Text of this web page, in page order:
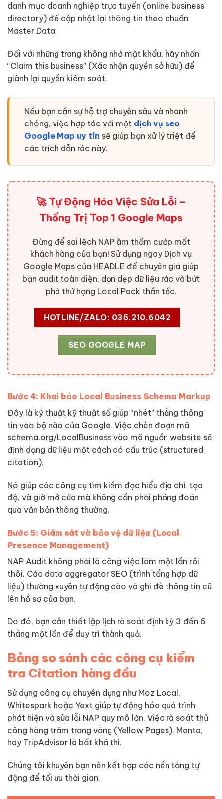
danh mục doanh nghiệp trực tuyến (online business
directory) để cập nhật lại thông tin theo chuẩn
Master Data.
Đối với những trang không nhớ mật khẩu, hãy nhấn
“Claim this business” (Xác nhận quyền sở hữu) để
giành lại quyền kiểm soát.
Nếu bạn cần sự hỗ trợ chuyên sâu và nhanh
chóng, việc hợp tác với một dịch vụ seo
Google Map uy tín sẽ giúp bạn xử lý triệt để
các trích dẫn rác này.
🚀 Tự Động Hóa Việc Sửa Lỗi –
Thống Trị Top 1 Google Maps
Đừng để sai lệch NAP âm thầm cướp mất
khách hàng của bạn! Sử dụng ngay Dịch vụ
Google Maps của HEADLE để chuyên gia giúp
bạn audit toàn diện, dọn dẹp dữ liệu rác và bứt
phá thứ hạng Local Pack thần tốc.
HOTLINE/ZALO: 035.210.6042
SEO GOOGLE MAP
Bước 4: Khai báo Local Business Schema Markup
Đây là kỹ thuật kỹ thuật số giúp “nhét” thẳng thông
tin vào bộ não của Google. Việc chèn đoạn mã
schema.org/LocalBusiness vào mã nguồn website sẽ
định dạng dữ liệu một cách có cấu trúc (structured
citation).
Nó giúp các công cụ tìm kiếm đọc hiểu địa chỉ, tọa
độ, và giờ mở cửa mà không cần phải phỏng đoán
qua văn bản thông thường.
Bước 5: Giám sát và bảo vệ dữ liệu (Local
Presence Management)
NAP Audit không phải là công việc làm một lần rồi
thôi. Các data aggregator SEO (trình tổng hợp dữ
liệu) thường xuyên tự động cào và ghi đè thông tin cũ
lên hồ sơ của bạn.
Do đó, bạn cần thiết lập lịch rà soát định kỳ 3 đến 6
tháng một lần để duy trì thành quả.
Bảng so sánh các công cụ kiểm
tra Citation hàng đầu
Sử dụng công cụ chuyên dụng như Moz Local,
Whitespark hoặc Yext giúp tự động hóa quá trình
phát hiện và sửa lỗi NAP quy mô lớn. Việc rà soát thủ
công hàng trăm trang vàng (Yellow Pages), Manta,
hay TripAdvisor là bất khả thi.
Chúng tôi khuyên bạn nên kết hợp các nền tảng tự
động để tối ưu thời gian.